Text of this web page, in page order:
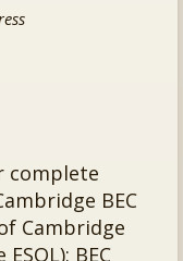
complete
BEC
Cambridge
BEC